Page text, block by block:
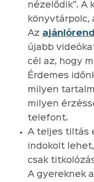
nézelődik”. A
könyvtárpolc,
Az
újabb
cél az, hogy
Érdemes
milyen
milyen
telefont.
A teljes tiltás
indokolt
csak
A gyereknek